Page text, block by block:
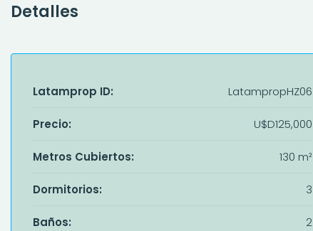
Detalles
Latamprop ID: LatampropHZ06
Precio: U$D125,000
Metros Cubiertos: 130 m²
Dormitorios: 3
Baños: 2